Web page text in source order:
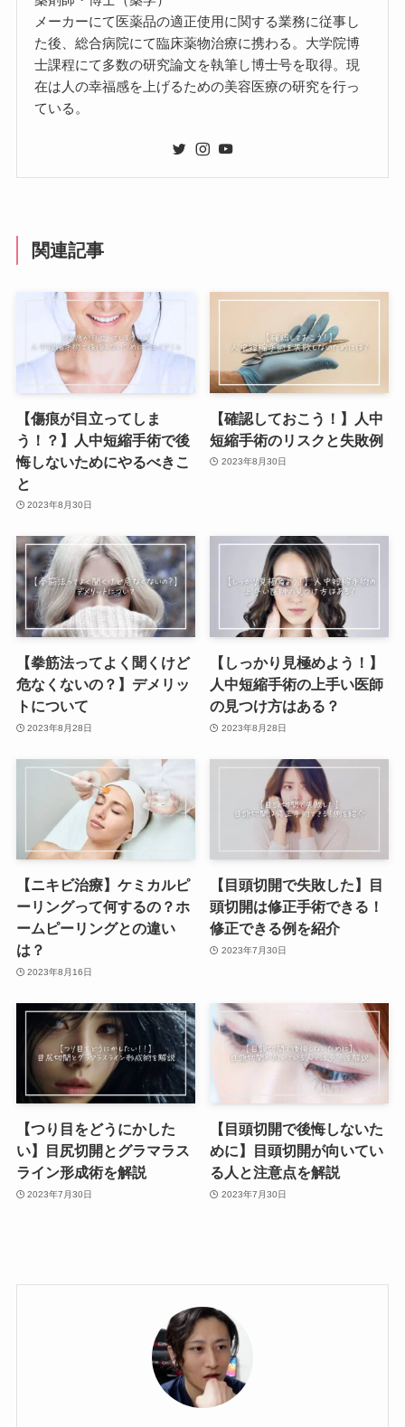
メーカーにて医薬品の適正使用に関する業務に従事し
た後、総合病院にて臨床薬物治療に携わる。大学院博
士課程にて多数の研究論文を執筆し博士号を取得。現
在は人の幸福感を上げるための美容医療の研究を行っ
ている。
関連記事
【傷痕が目立ってしま
う！？】人中短縮手術で後
悔しないためにやるべきこ
と
2023年8月30日
【確認しておこう！】人中
短縮手術のリスクと失敗例
2023年8月30日
【拳筋法ってよく聞くけど
危なくないの？】デメリッ
トについて
2023年8月28日
【しっかり見極めよう！】
人中短縮手術の上手い医師
の見つけ方はある？
2023年8月28日
【ニキビ治療】ケミカルピ
ーリングって何するの？ホ
ームピーリングとの違い
は？
2023年8月16日
【目頭切開で失敗した】目
頭切開は修正手術できる！
修正できる例を紹介
2023年7月30日
【つり目をどうにかした
い】目尻切開とグラマラス
ライン形成術を解説
2023年7月30日
【目頭切開で後悔しないた
めに】目頭切開が向いてい
る人と注意点を解説
2023年7月30日